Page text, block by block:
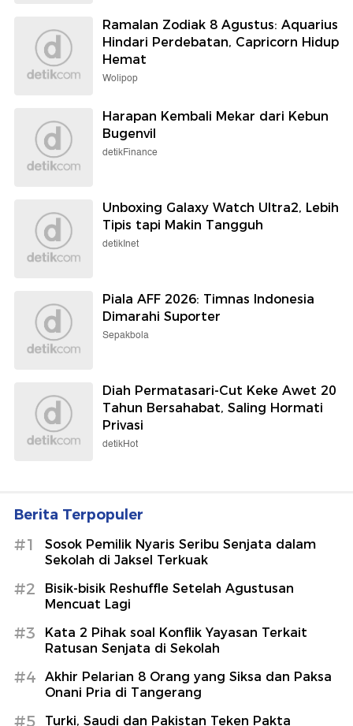
Ramalan Zodiak 8 Agustus: Aquarius
Hindari Perdebatan, Capricorn Hidup
Hemat
Wolipop
Harapan Kembali Mekar dari Kebun
Bugenvil
detikFinance
Unboxing Galaxy Watch Ultra2, Lebih
Tipis tapi Makin Tangguh
detikInet
Piala AFF 2026: Timnas Indonesia
Dimarahi Suporter
Sepakbola
Diah Permatasari-Cut Keke Awet 20
Tahun Bersahabat, Saling Hormati
Privasi
detikHot
Berita Terpopuler
#1
Sosok Pemilik Nyaris Seribu Senjata dalam
Sekolah di Jaksel Terkuak
#2
Bisik-bisik Reshuffle Setelah Agustusan
Mencuat Lagi
#3
Kata 2 Pihak soal Konflik Yayasan Terkait
Ratusan Senjata di Sekolah
#4
Akhir Pelarian 8 Orang yang Siksa dan Paksa
Onani Pria di Tangerang
#5
Turki, Saudi dan Pakistan Teken Pakta